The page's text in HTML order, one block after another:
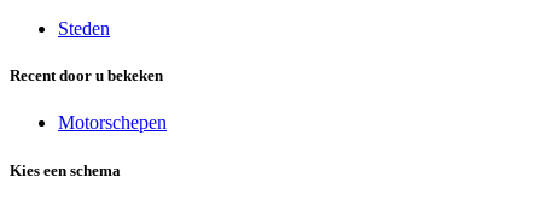
Steden
Recent door u bekeken
Motorschepen
Kies een schema